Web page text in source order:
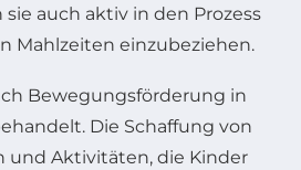
auch aktiv in den Prozess
Mahlzeiten einzubeziehen.
Bewegungsförderung in
Die Schaffung von
und Aktivitäten, die Kinder